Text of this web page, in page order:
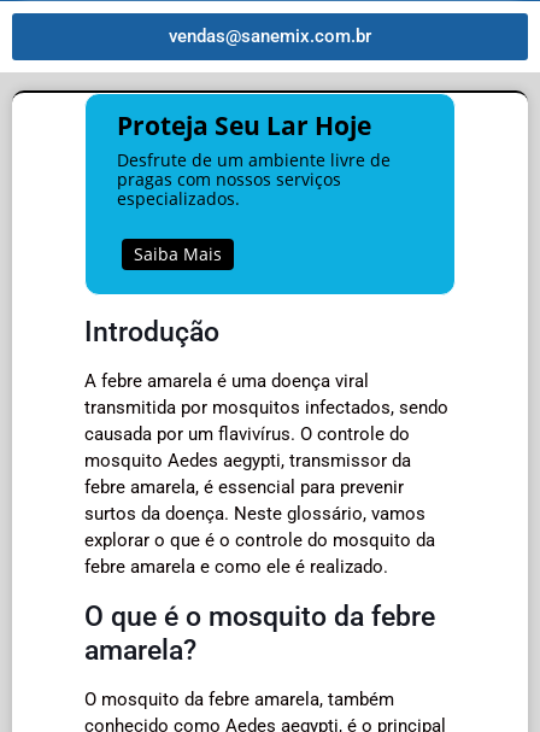
vendas@sanemix.com.br
Proteja Seu Lar Hoje
Desfrute de um ambiente livre de
pragas com nossos serviços
especializados.
Saiba Mais
Introdução
A febre amarela é uma doença viral
transmitida por mosquitos infectados, sendo
causada por um flavivírus. O controle do
mosquito Aedes aegypti, transmissor da
febre amarela, é essencial para prevenir
surtos da doença. Neste glossário, vamos
explorar o que é o controle do mosquito da
febre amarela e como ele é realizado.
O que é o mosquito da febre
amarela?
O mosquito da febre amarela, também
conhecido como Aedes aegypti, é o principal